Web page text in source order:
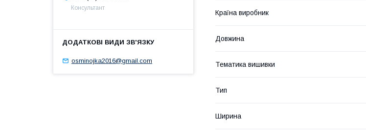
Країна виробник
Довжина
Тематика вишивки
Тип
Ширина
Консультант
osminojka2016@gmail.com